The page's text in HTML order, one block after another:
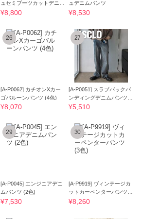
ュセミブーツカットデニム
パンツ (2色)
¥8,800
ュデニムパンツ
¥8,530
26
[A-P0062] カチオンXカー
ゴバルーンパンツ (4色)
¥8,070
27
[A-P0051] スラブバックバ
ンディングデニムパンツ (2
色)
¥5,510
29
[A-P0045] エンジニアデニ
ムパンツ (2色)
¥7,530
30
[A-P9919] ヴィンテージカ
ットカーペンターパンツ (3
色)
¥8,260